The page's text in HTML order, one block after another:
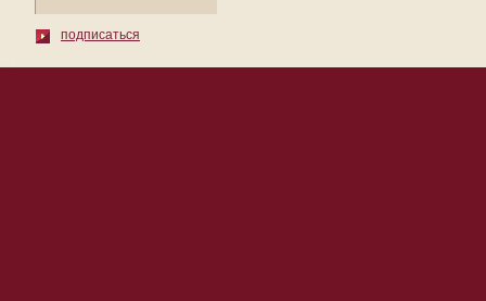
332.1 ББК ...
подписаться